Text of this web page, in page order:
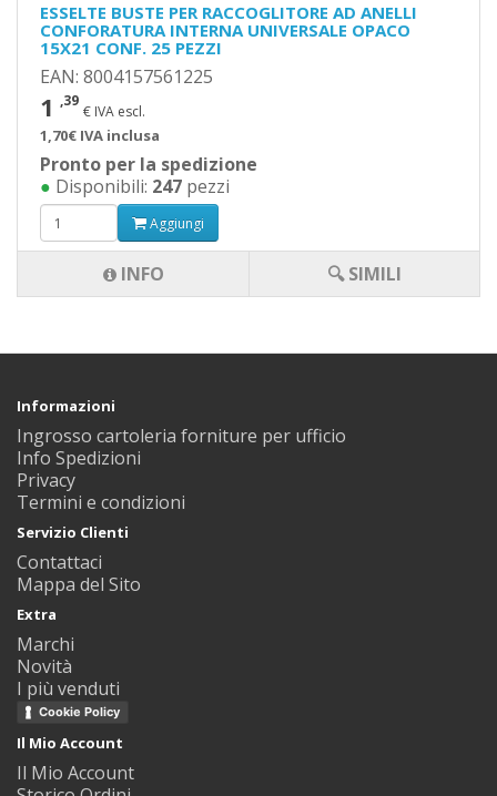
ESSELTE BUSTE PER RACCOGLITORE AD ANELLI
CONFORATURA INTERNA UNIVERSALE OPACO
15X21 CONF. 25 PEZZI
EAN: 8004157561225
1 ,39
€ IVA escl.
1,70€ IVA inclusa
Pronto per la spedizione
● Disponibili: 247 pezzi
Aggiungi
INFO 🔍 SIMILI
Informazioni
Ingrosso cartoleria forniture per ufficio
Info Spedizioni
Privacy
Termini e condizioni
Servizio Clienti
Contattaci
Mappa del Sito
Extra
Marchi
Novità
I più venduti
Cookie Policy
Il Mio Account
Il Mio Account